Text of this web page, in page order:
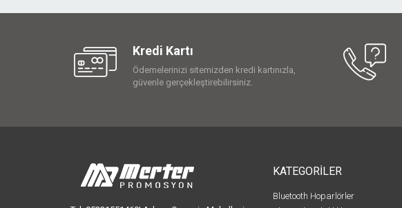
Kredi Kartı
Ödemelerinizi sitemizden kredi kartınızla,
güvenle gerçekleştirebilirsiniz.
KATEGORİLER
Bluetooth Hoparlörler